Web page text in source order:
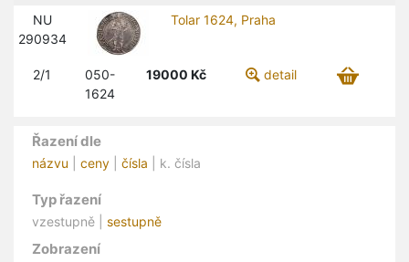
NU
290934
Tolar 1624, Praha
2/1
050-
1624
19000 Kč detail
Řazení dle
názvu ceny čísla | k. čísla
Typ řazení
vzestupně | sestupně
Zobrazení